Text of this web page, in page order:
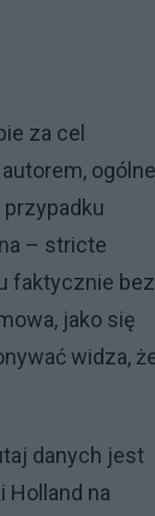
za cel
– stricte
faktycznie bez
jako się
widza,
danych jest
Holland na